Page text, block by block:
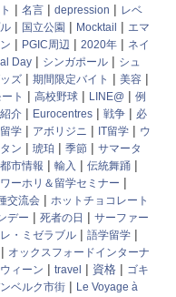
| 名言 | depression | レベ
| 国立公園 | Mocktail | エマ
| PGIC周辺 | 2020年 | ネイ
Day | シンガポール | シュ
ズ | 期間限定バイト | 美容 |
ト | 高校野球 | LINE@ | 例
介 | Eurocentres | 戦争 | 必
学 | アボリジニ | IT留学 | ウ
ン | 琥珀 | 季節 | サマータ
市情報 | 輸入 | 伝統舞踊 |
ーホリ＆留学セミナー |
交流会 | ホットチョコレート
デー | 死者の日 | サーファー
レ・ミゼラブル | 語学留学 |
| オックスフォードインターナ
ィーン | travel | 資格 | ゴキ
ベルク市街 | Le Voyage à